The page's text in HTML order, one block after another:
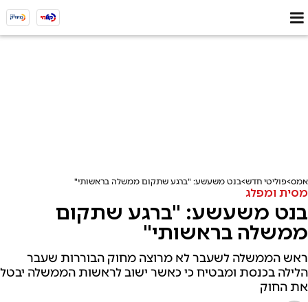
אמס פוליטי חדש בנט משעשע: "ברגע שתקום ממשלה בראשותי"
מסית ומפלג
בנט משעשע: "ברגע שתקום
ממשלה בראשותי"
ראש הממשלה לשעבר לא מרוצה מחוק הבוררות שעבר
הלילה בכנסת ומבטיח כי כאשר ישוב לראשות הממשלה יבטל
את החוק